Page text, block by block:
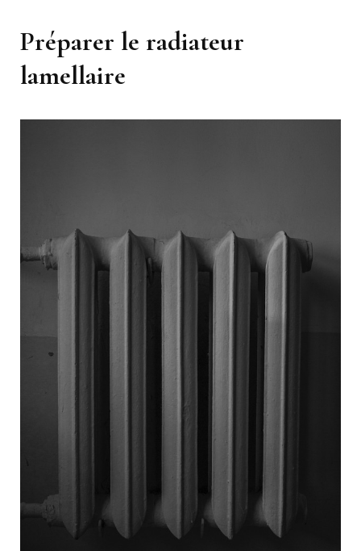
Préparer le radiateur
lamellaire